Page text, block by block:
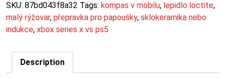
SKU: 87bd043f8a32 Tags: kompas v mobilu, lepidlo loctite,
malý rýžovar, přepravka pro papoušky, sklokeramika nebo
indukce, xbox series x vs ps5
Description